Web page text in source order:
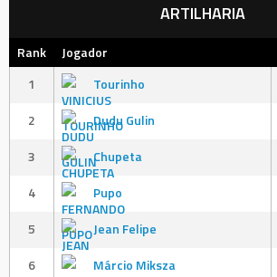
ARTILHARIA
Rank Jogador
1
Tourinho
2
Dudu Gulin
3
Chupeta
4
Pupo
5
Jean Felipe
6
Márcio Miksza